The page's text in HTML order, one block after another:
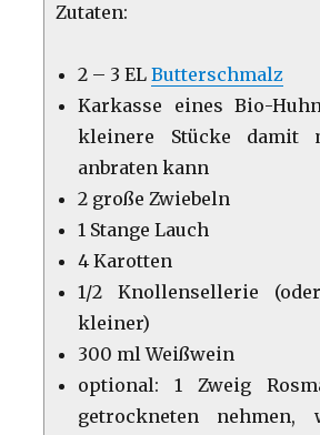
Zutaten:
2 – 3 ELButterschmalz
Karkasse eines Bio-
kleinere Stücke damit
anbraten kann
2 große Zwiebeln
1 Stange Lauch
4 Karotten
1/2 Knollensellerie
kleiner)
300 ml Weißwein
optional: 1 Zweig
getrockneten nehmen,